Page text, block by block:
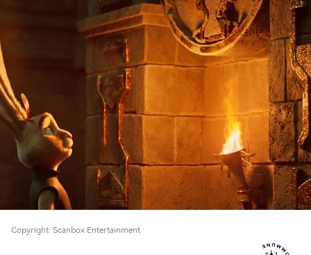
Copyright Scanbox Entertainment